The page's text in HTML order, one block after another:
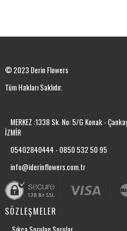
© 2023 Derin Flowers
Tüm Hakları Saklıdır.
MERKEZ :1338 Sk. No: 5/G Konak -
İZMİR
05402840444 - 0850 532 50 95
info@iderinflowers.com.tr
SÖZLEŞMELER